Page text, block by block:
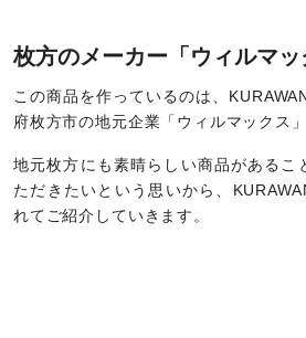
枚方のメーカー「ウィルマッ
この商品を作っているのは、
府枚方市の地元企業「ウィルマックス」
地元枚方にも素晴らしい商品があるこ
ただきたいという思いから、
れてご紹介していきます。